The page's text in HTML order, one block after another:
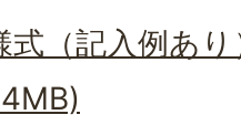
式（記入例あ